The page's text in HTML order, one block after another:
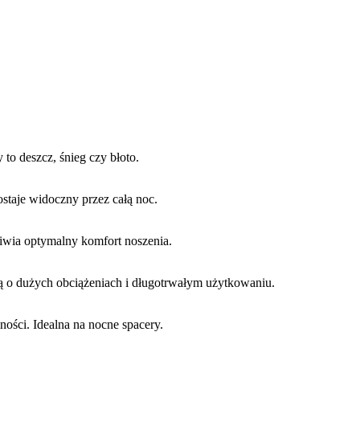
deszcz, śnieg czy błoto.
widoczny przez całą noc.
optymalny komfort noszenia.
dużych obciążeniach i długotrwałym użytkowaniu.
Idealna na nocne spacery.